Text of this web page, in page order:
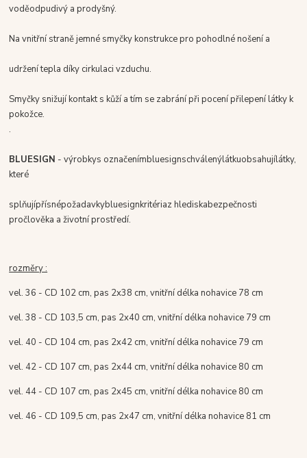
voděodpudivý a prodyšný.
Na vnitřní straně jemné smyčky konstrukce pro pohodlné nošení a
udržení tepla díky cirkulaci vzduchu.
Smyčky snižují kontakt s kůží a tím se zabrání při pocení přilepení látky k
pokožce.
.
BLUESIGN - výrobkys označenímbluesignschválenýlátkuobsahujílátky,
které
splňujípřísnépožadavkybluesignkritériaz hlediskabezpečnosti
pročlověka a životní prostředí.
rozměry :
vel. 36 - CD 102 cm, pas 2x38 cm, vnitřní délka nohavice 78 cm
vel. 38 - CD 103,5 cm, pas 2x40 cm, vnitřní délka nohavice 79 cm
vel. 40 - CD 104 cm, pas 2x42 cm, vnitřní délka nohavice 79 cm
vel. 42 - CD 107 cm, pas 2x44 cm, vnitřní délka nohavice 80 cm
vel. 44 - CD 107 cm, pas 2x45 cm, vnitřní délka nohavice 80 cm
vel. 46 - CD 109,5 cm, pas 2x47 cm, vnitřní délka nohavice 81 cm